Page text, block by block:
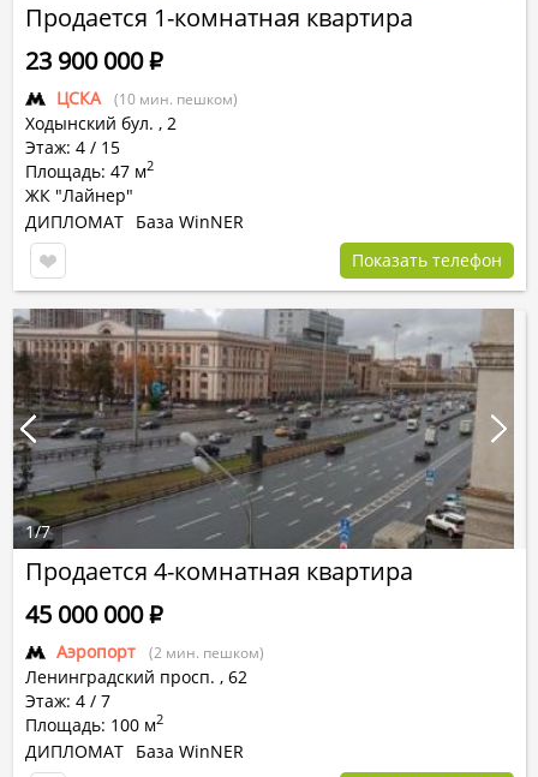
Продается 1-комнатная квартира
ЦСКА (10 мин. пешком)
Ходынский бул. , 2
Этаж: 4 / 15
Площадь: 47 м2
ЖК "Лайнер"
23 900 000Р
ДИПЛОМАТ База WinNER
Показать телефон
Продается 4-комнатная квартира
Аэропорт (2 мин. пешком)
Ленинградский просп. , 62
Этаж: 4 / 7
Площадь: 100 м2
45 000 000Р
ДИПЛОМАТ База WinNER
1/7